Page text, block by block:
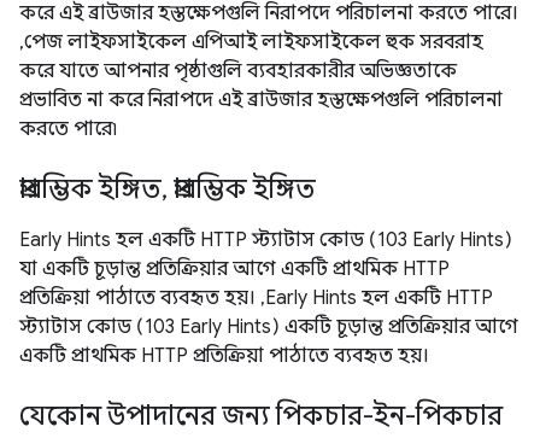
করে এই ব্রাউজার হস্তক্ষেপগুলি নিরাপদে পরিচালনা করতে পারে।
,পেজ লাইফসাইকেল এপিআই লাইফসাইকেল হুক সরবরাহ
করে যাতে আপনার পৃষ্ঠাগুলি ব্যবহারকারীর অভিজ্ঞতাকে
প্রভাবিত না করে নিরাপদে এই ব্রাউজার হস্তক্ষেপগুলি পরিচালনা
করতে পারে৷
প্রারম্ভিক ইঙ্গিত, প্রারম্ভিক ইঙ্গিত
Early Hints হল একটি HTTP স্ট্যাটাস কোড (103 Early Hints)
যা একটি চূড়ান্ত প্রতিক্রিয়ার আগে একটি প্রাথমিক HTTP
প্রতিক্রিয়া পাঠাতে ব্যবহৃত হয়। ,Early Hints হল একটি HTTP
স্ট্যাটাস কোড (103 Early Hints) একটি চূড়ান্ত প্রতিক্রিয়ার আগে
একটি প্রাথমিক HTTP প্রতিক্রিয়া পাঠাতে ব্যবহৃত হয়।
যেকোন উপাদানের জন্য পিকচার-ইন-পিকচার